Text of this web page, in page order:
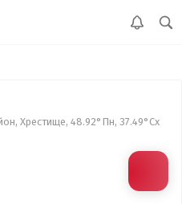
Хрестище, 48.92°Пн, 37.49°Сх